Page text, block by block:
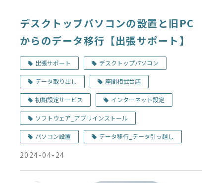
デスクトップパソコンの設置と旧PC
からのデータ移行【出張サポート】
出張サポート デスクトップパソコン
データ取り出し 座間相武台店
初期設定サービス インターネット設定
ソフトウェア_アプリインストール
パソコン設置 データ移行_データ引っ越し
2024-04-24